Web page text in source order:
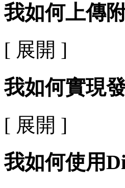
我如何上傳
[ 展開 ]
我如何實現
[ 展開 ]
我如何使用